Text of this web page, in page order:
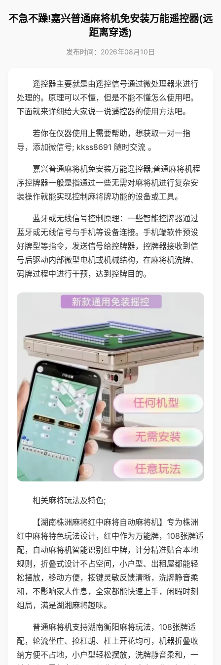
不急不躁!嘉兴普通麻将机免安装万能遥控器(远
距离穿透)
发布时间：2026年08月10日
遥控器主要就是由遥控信号通过微处理器来进行
处理的。原理可以不懂，但是不能不懂怎么使用吧。
下面就来详细给大家说一说遥控器的使用方法吧。
若你在仪器使用上需要帮助，想获取一对一指
导，添加微信号; kkss8691 随时交流 。
嘉兴普通麻将机免安装万能遥控器;普通麻将机程
序控牌器一般是指通过一些无需对麻将机进行复杂安
装操作就能实现控制麻将牌功能的设备或工具。
蓝牙或无线信号控制原理：一些智能控牌器通过
蓝牙或无线信号与手机等设备连接。手机端软件预设
好牌型等指令，发送信号给控牌器，控牌器接收到信
号后驱动内部微型电机或机械结构，在麻将机洗牌、
码牌过程中进行干预，达到控牌目的。
相关麻将玩法及特色;
【湖南株洲麻将红中麻将自动麻将机】专为株洲
红中麻将特色玩法设计，红中作为万能牌，108张牌适
配，自动麻将机智能识别红中牌，计分精准贴合本地
规则，折叠式设计不占空间，小户型、出租屋都能轻
松摆放，移动方便，按键灵敏反馈清晰，洗牌静音柔
和，不影响家人作息，全家都能快速上手，闲暇时刻
组局，满是湖湘麻将趣味。
普通麻将机支持湖南衡阳麻将玩法，108张牌适
配，轮流坐庄、抢杠胡、杠上开花均可，机器折叠收
纳方便不占地，小户型轻松摆放，洗牌静音柔和，一